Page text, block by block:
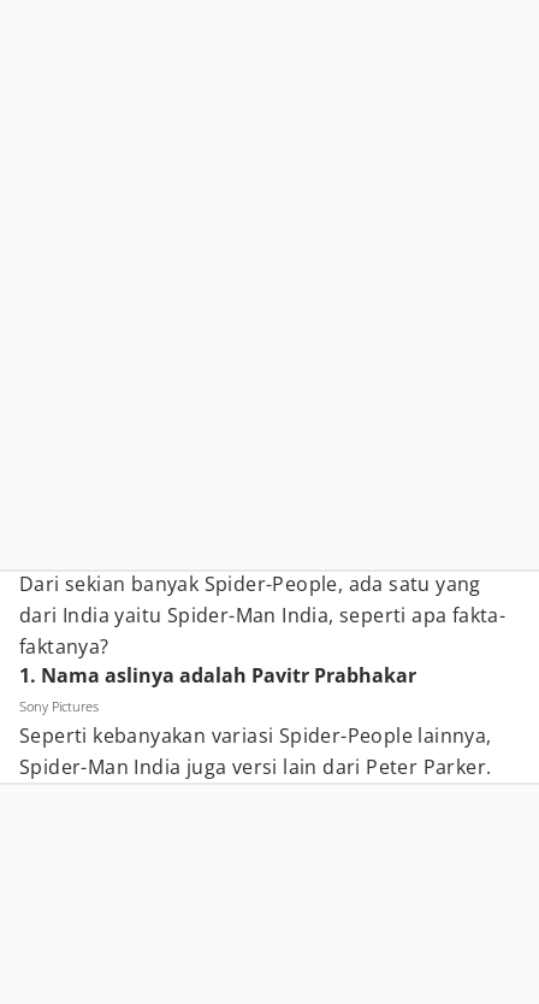
Dari sekian banyak Spider-People, ada satu yang
dari India yaitu Spider-Man India, seperti apa fakta-
faktanya?
1. Nama aslinya adalah Pavitr Prabhakar
Sony Pictures
Seperti kebanyakan variasi Spider-People lainnya,
Spider-Man India juga versi lain dari Peter Parker.